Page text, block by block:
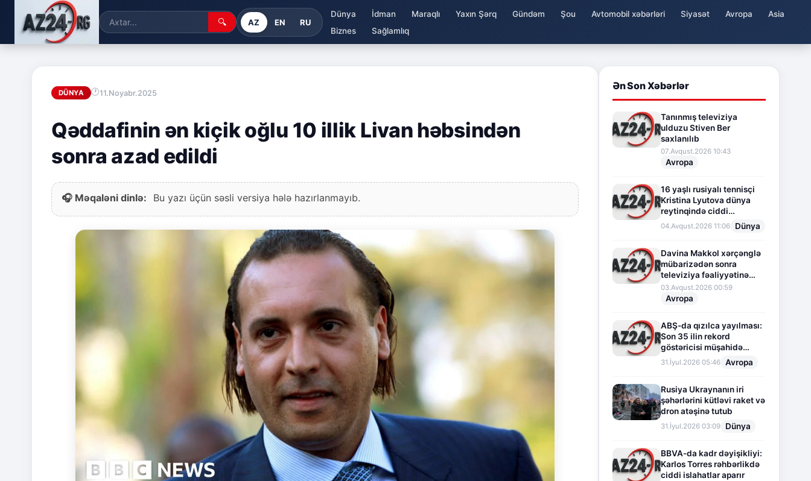
🔍 AZ EN RU
Dünya İdman Maraqlı Yaxın Şərq Gündəm Şou Avtomobil xəbərləri Siyasət Avropa
Asia
Biznes
Sağlamlıq
DÜNYA 11.Noyabr.2025
Qəddafinin ən kiçik oğlu 10 illik Livan həbsindən
sonra azad edildi
🎧 Məqaləni dinlə: Bu yazı üçün səsli versiya hələ hazırlanmayıb.
Ən Son Xəbərlər
Tanınmış televiziya
ulduzu Stiven Ber
saxlanılıb
07.Avqust.2026 10:43
Avropa
16 yaşlı rusiyalı tennisçi
Kristina Lyutova dünya
reytinqində ciddi
irəliləyişə imza atdı
04.Avqust.2026 11:06 Dünya
Davina Makkol xərçənglə
mübarizədən sonra
televiziya fəaliyyətinə
fasilə verir
03.Avqust.2026 00:59
Avropa
ABŞ-da qızılca yayılması:
Son 35 ilin rekord
göstəricisi müşahidə
olunur
31.İyul.2026 05:46 Avropa
Rusiya Ukraynanın iri
şəhərlərini kütləvi raket və
dron atəşinə tutub
31.İyul.2026 03:09 Dünya
BBVA-da kadr dəyişikliyi:
Karlos Torres rəhbərlikdə
ciddi islahatlar aparır